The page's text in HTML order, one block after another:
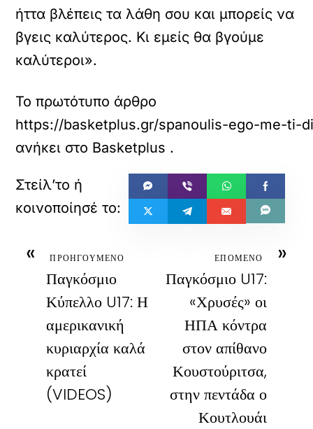
ήττα βλέπεις τα λάθη σου και μπορείς να
βγεις καλύτερος. Κι εμείς θα βγούμε
καλύτεροι».
Το πρωτότυπο άρθρο
https://basketplus.gr/spanoulis-ego-me-ti-
ανήκει στο Βasketplus .
« ΠΡΟΗΓΟΥΜΕΝΟ
Παγκόσμιο
Κύπελλο U17: Η
αμερικανική
κυριαρχία καλά
κρατεί
(VIDEOS)
»
ΕΠΟΜΕΝΟ
Παγκόσμιο U17:
«Χρυσές» οι
ΗΠΑ κόντρα
στον απίθανο
Κουστούριτσα,
στην πεντάδα ο
Κουτλουάι